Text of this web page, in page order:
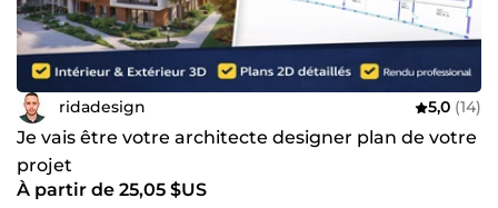
ridadesign 5,0 (14)
Je vais être votre architecte designer plan de votre
projet
À partir de 25,05 $US